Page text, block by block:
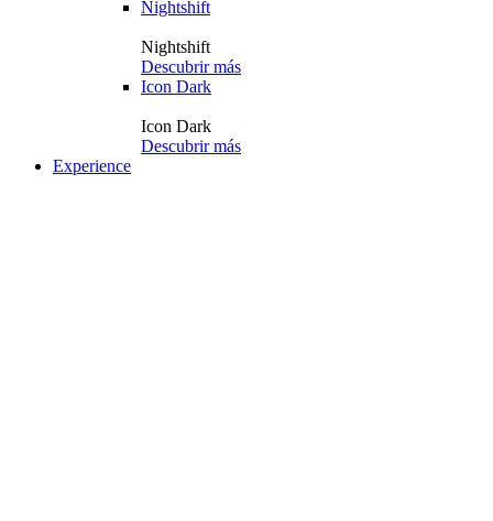
Nightshift
Nightshift
Descubrir más
Icon Dark
Icon Dark
Descubrir más
Experience